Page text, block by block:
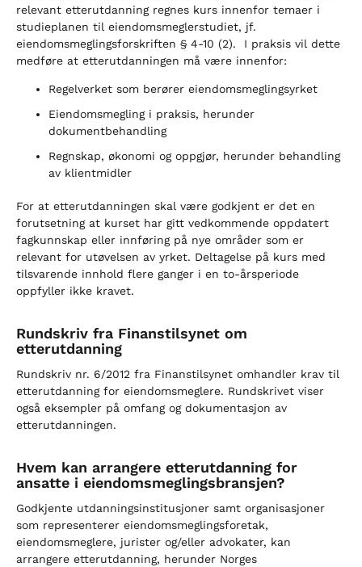
relevant etterutdanning regnes kurs innenfor temaer i
studieplanen til eiendomsmeglerstudiet, jf.
eiendomsmeglingsforskriften § 4-10 (2). I praksis vil dette
medføre at etterutdanningen må være innenfor:
Regelverket som berører eiendomsmeglingsyrket
Eiendomsmegling i praksis, herunder
dokumentbehandling
Regnskap, økonomi og oppgjør, herunder behandling
av klientmidler
For at etterutdanningen skal være godkjent er det en
forutsetning at kurset har gitt vedkommende oppdatert
fagkunnskap eller innføring på nye områder som er
relevant for utøvelsen av yrket. Deltagelse på kurs med
tilsvarende innhold flere ganger i en to-årsperiode
oppfyller ikke kravet.
Rundskriv fra Finanstilsynet om
etterutdanning
Rundskriv nr. 6/2012 fra Finanstilsynet omhandler krav til
etterutdanning for eiendomsmeglere. Rundskrivet viser
også eksempler på omfang og dokumentasjon av
etterutdanningen.
Hvem kan arrangere etterutdanning for
ansatte i eiendomsmeglingsbransjen?
Godkjente utdanningsinstitusjoner samt organisasjoner
som representerer eiendomsmeglingsforetak,
eiendomsmeglere, jurister og/eller advokater, kan
arrangere etterutdanning, herunder Norges